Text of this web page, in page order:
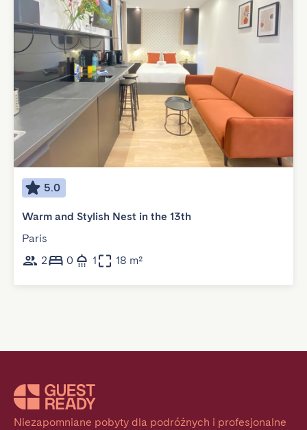
5.0
Warm and Stylish Nest in the 13th
Paris
2
0 1 18 m²
Niezapomniane pobyty dla podróżnych i profesjonalne